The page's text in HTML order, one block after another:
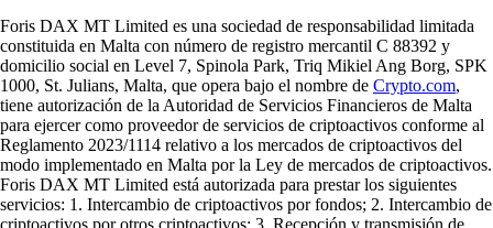
Foris DAX MT Limited es una sociedad de responsabilidad limitada
constituida en Malta con número de registro mercantil C 88392 y
domicilio social en Level 7, Spinola Park, Triq Mikiel Ang Borg, SPK
1000, St. Julians, Malta, que opera bajo el nombre de Crypto.com,
tiene autorización de la Autoridad de Servicios Financieros de Malta
para ejercer como proveedor de servicios de criptoactivos conforme al
Reglamento 2023/1114 relativo a los mercados de criptoactivos del
modo implementado en Malta por la Ley de mercados de criptoactivos.
Foris DAX MT Limited está autorizada para prestar los siguientes
servicios: 1. Intercambio de criptoactivos por fondos; 2. Intercambio de
criptoactivos por otros criptoactivos; 3. Recepción y transmisión de